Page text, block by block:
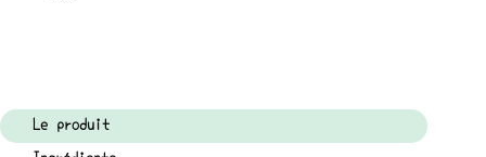
Le produit